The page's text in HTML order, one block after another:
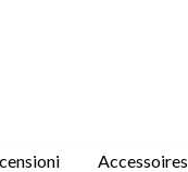
Accessoires